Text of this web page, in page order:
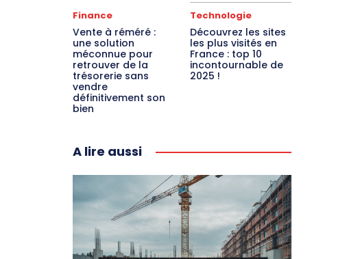
Finance
Vente à réméré :
une solution
méconnue pour
retrouver de la
trésorerie sans
vendre
définitivement son
bien
Technologie
Découvrez les sites
les plus visités en
France : top 10
incontournable de
2025 !
A lire aussi